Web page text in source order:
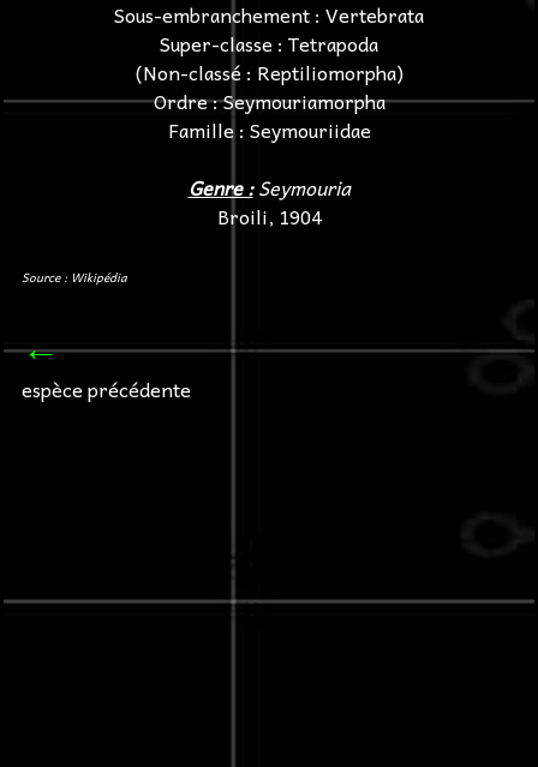
Sous-embranchement : Vertebrata
Super-classe : Tetrapoda
(Non-classé : Reptiliomorpha)
Ordre : Seymouriamorpha
Famille : Seymouriidae
Genre :Seymouria
Broili, 1904
Source : Wikipédia
←
espèce précédente